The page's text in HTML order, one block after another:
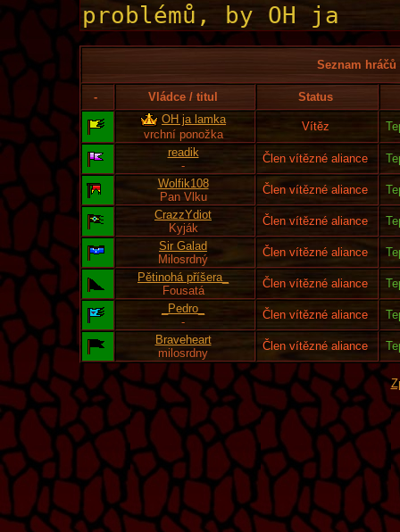
Seznam
- Vládce / titul
Status
OH ja lamka
vrchní ponožka
Vítěz
readik
-
Člen vítězné aliance
Wolfik108
Pan Vlku
Člen vítězné aliance
CrazzYdiot
Kyják
Člen vítězné aliance
Sir Galad
Milosrdný
Člen vítězné aliance
Pětinohá příšera_
Fousatá
Člen vítězné aliance
_Pedro_
-
Člen vítězné aliance
Braveheart
milosrdny
Člen vítězné aliance